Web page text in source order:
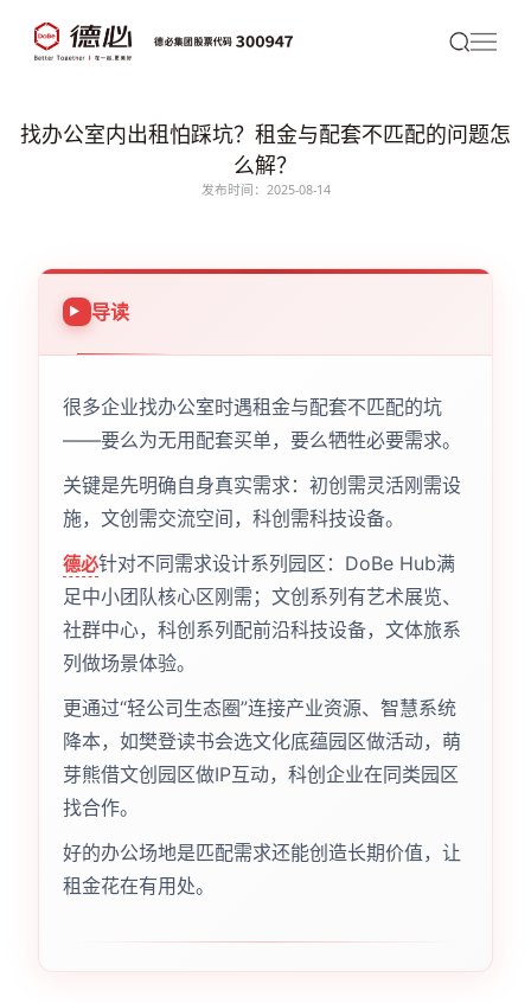
找办公室内出租怕踩坑？租金与配套不匹配的问题怎
么解？
发布时间：2025-08-14
导读
很多企业找办公室时遇租金与配套不匹配的坑
——要么为无用配套买单，要么牺牲必要需求。
关键是先明确自身真实需求：初创需灵活刚需设
施，文创需交流空间，科创需科技设备。
德必针对不同需求设计系列园区：DoBe Hub满
足中小团队核心区刚需；文创系列有艺术展览、
社群中心，科创系列配前沿科技设备，文体旅系
列做场景体验。
更通过“轻公司生态圈”连接产业资源、智慧系统
降本，如樊登读书会选文化底蕴园区做活动，萌
芽熊借文创园区做IP互动，科创企业在同类园区
找合作。
好的办公场地是匹配需求还能创造长期价值，让
租金花在有用处。